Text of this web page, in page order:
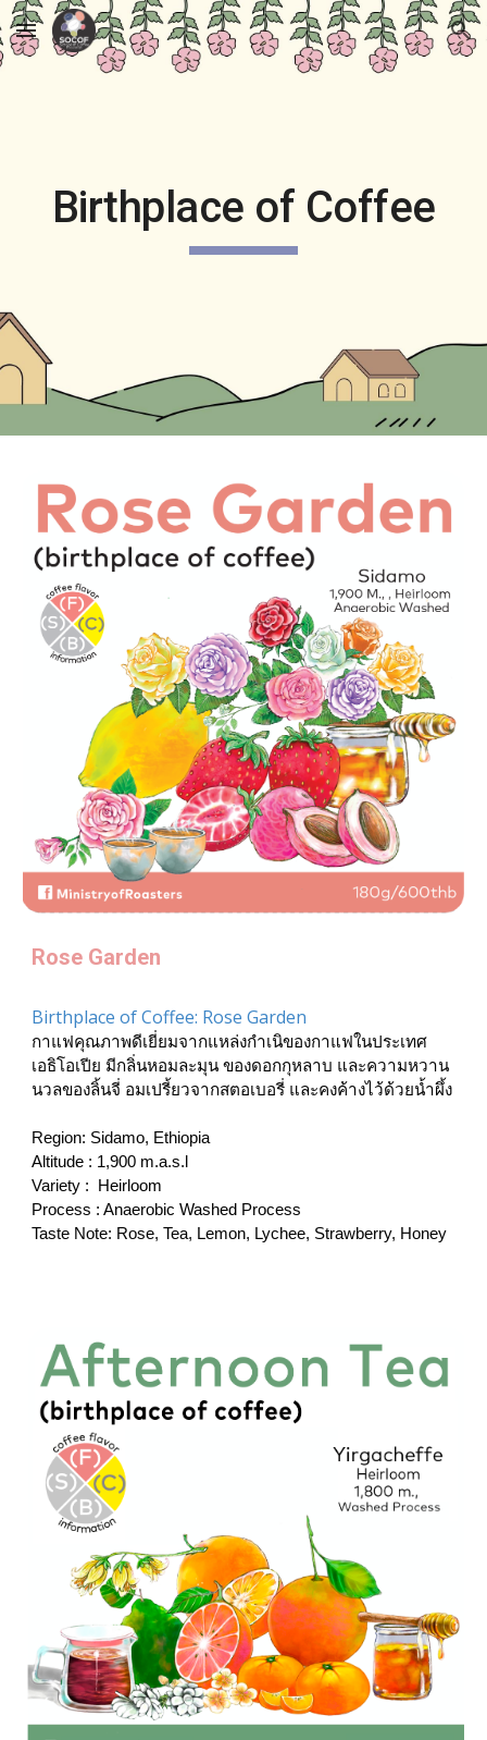
Skip to main content Skip to navigation
Birthplace of Coffee
Rose Garden
Birthplace of Coffee: Rose Garden
กาแฟคุณภาพดีเยี่ยมจากแหล่งกำเนิของกาแฟในประเทศ
เอธิโอเปีย มีกลิ่นหอมละมุน ของดอกกุหลาบ และความหวาน
นวลของลิ้นจี่ อมเปรี้ยวจากสตอเบอรี่ และคงค้างไว้ด้วยน้ำผึ้ง
Region: Sidamo, Ethiopia
Altitude : 1,900 m.a.s.l
Variety :
Heirloom
Process : Anaerobic Washed Process